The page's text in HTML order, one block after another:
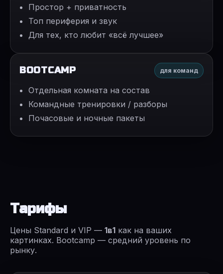
Простор + приватность
Топ периферия и звук
Для тех, кто любит «всё лучшее»
BOOTCAMP для команд
Отдельная комната на состав
Командные тренировки / разборы
Почасовые и ночные пакеты
Тарифы
Цены Standard и VIP — 1в1 как на ваших
картинках. Bootcamp — средний уровень по
рынку.